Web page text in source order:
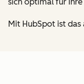
sich optimal für Ihre
Mit HubSpot ist das